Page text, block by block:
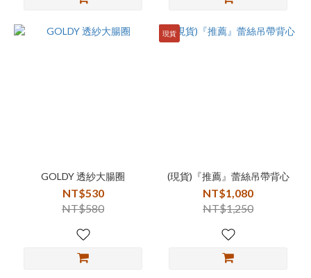
GOLDY 透紗大腸圈
NT$530
NT$580
現貨
(現貨)『推薦』蕾絲吊帶背心
NT$1,080
NT$1,250